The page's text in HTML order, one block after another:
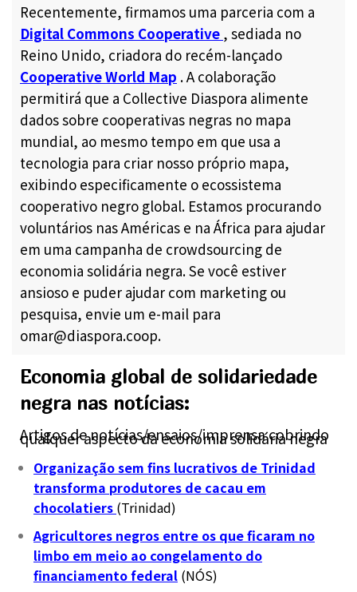
Recentemente, firmamos uma parceria com a
Digital Commons Cooperative , sediada no
Reino Unido, criadora do recém-lançado
Cooperative World Map . A colaboração
permitirá que a Collective Diaspora alimente
dados sobre cooperativas negras no mapa
mundial, ao mesmo tempo em que usa a
tecnologia para criar nosso próprio mapa,
exibindo especificamente o ecossistema
cooperativo negro global. Estamos procurando
voluntários nas Américas e na África para ajudar
em uma campanha de crowdsourcing de
economia solidária negra. Se você estiver
ansioso e puder ajudar com marketing ou
pesquisa, envie um e-mail para
omar@diaspora.coop.
Economia global de solidariedade
negra nas notícias:
Artigos de notícias/ensaios/imprensa cobrindo
qualquer aspecto da economia solidária negra
Organização sem fins lucrativos de Trinidad
transforma produtores de cacau em
chocolatiers (Trinidad)
Agricultores negros entre os que ficaram no
limbo em meio ao congelamento do
financiamento federal (NÓS)